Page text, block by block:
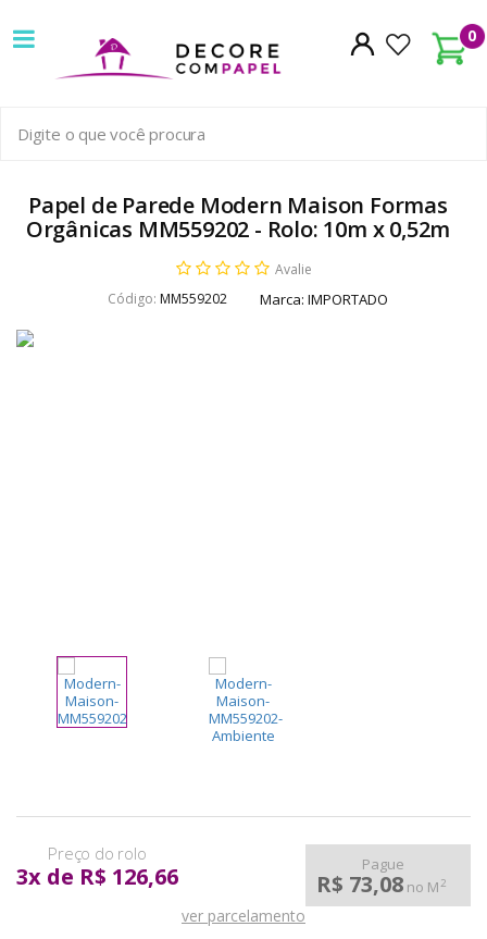
0
Decore
com
papel
pioneira
em
venda
Papel de Parede Modern Maison Formas
Orgânicas MM559202 - Rolo: 10m x 0,52m
Avalie
Código: MM559202 Marca: IMPORTADO
3x de R$ 126,66 Pague
R$ 73,08 no M2
ver parcelamento